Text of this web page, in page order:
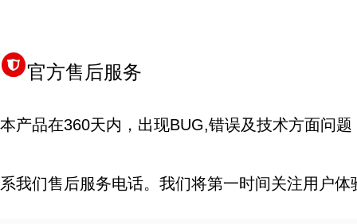
官方售后服务
本产品在360天内，出现BUG,错误及技术方面问
系我们售后服务电话。我们将第一时间关注用户